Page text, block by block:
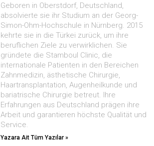
Geboren in Oberstdorf, Deutschland,
absolvierte sie ihr Studium an der Georg-
Simon-Ohm-Hochschule in Nürnberg. 2015
kehrte sie in die Türkei zurück, um ihre
beruflichen Ziele zu verwirklichen. Sie
gründete die Stamboul Clinic, die
internationale Patienten in den Bereichen
Zahnmedizin, ästhetische Chirurgie,
Haartransplantation, Augenheilkunde und
bariatrische Chirurgie betreut. Ihre
Erfahrungen aus Deutschland prägen ihre
Arbeit und garantieren höchste Qualität und
Service.
Yazara Ait Tüm Yazılar »